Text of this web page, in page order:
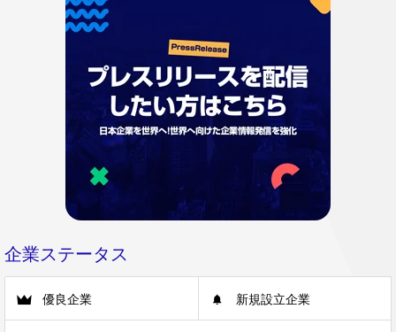
企業ステータス
優良企業 新規設立企業